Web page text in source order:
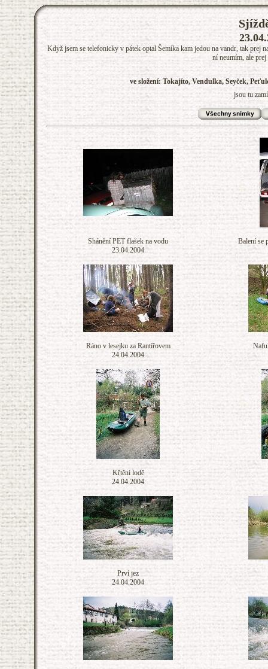
Když jsem se telefonicky v pátek optal Šemíka kam jedou na vandr, tak prej
ní neumím, ale
ve složení: Tokajíto, Vendulka, Seyček,
jsou tu
Shánění PET flašek na vodu
23.04.2004
Balení se
Ráno v lesejku za Rantířovem
24.04.2004
Křtění lodě
24.04.2004
Prví jez
24.04.2004